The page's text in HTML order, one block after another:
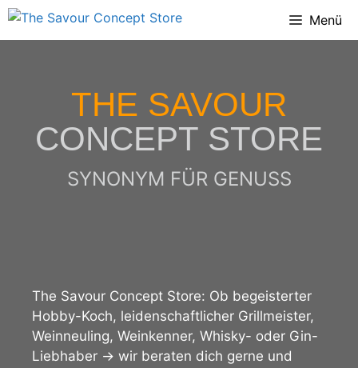
Menü
THE SAVOUR
CONCEPT STORE
SYNONYM FÜR GENUSS
The Savour Concept Store: Ob begeisterter
Hobby-Koch, leidenschaftlicher Grillmeister,
Weinneuling, Weinkenner, Whisky- oder Gin-
Liebhaber → wir beraten dich gerne und